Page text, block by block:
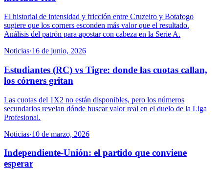
El historial de intensidad y fricción entre Cruzeiro y Botafogo
sugiere que los corners esconden más valor que el resultado.
Análisis del patrón para apostar con cabeza en la Serie A.
Noticias·16 de junio, 2026
Estudiantes (RC) vs Tigre: donde las cuotas callan,
los córners gritan
Las cuotas del 1X2 no están disponibles, pero los números
secundarios revelan dónde buscar valor real en el duelo de la Liga
Profesional.
Noticias·10 de marzo, 2026
Independiente-Unión: el partido que conviene
esperar